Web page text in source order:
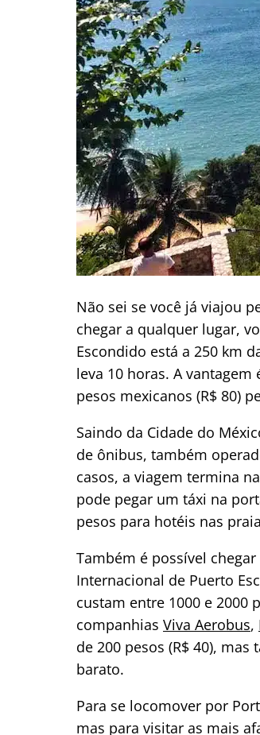
Não sei se você já viajou
chegar a qualquer lugar,
Escondido está a 250 km
leva 10 horas. A
pesos mexicanos (R$ 80)
Saindo da Cidade do
de ônibus, também
casos, a viagem termina
pode pegar um táxi na
pesos para hotéis nas
Também é possível
Internacional de Puerto
custam entre 1000 e 2000
companhias Viva Aerobus,
de 200 pesos (R$ 40),
barato.
Para se locomover por
mas para visitar as mais